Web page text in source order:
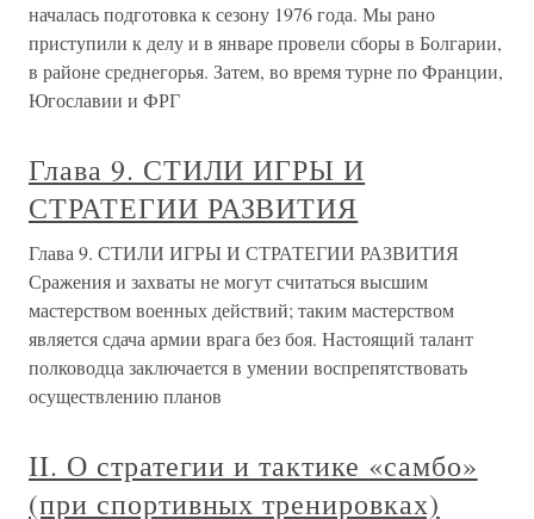
началась подготовка к сезону 1976 года. Мы рано
приступили к делу и в январе провели сборы в Болгарии,
в районе среднегорья. Затем, во время турне по Франции,
Югославии и ФРГ
Глава 9. СТИЛИ ИГРЫ И
СТРАТЕГИИ РАЗВИТИЯ
Глава 9. СТИЛИ ИГРЫ И СТРАТЕГИИ РАЗВИТИЯ
Сражения и захваты не могут считаться высшим
мастерством военных действий; таким мастерством
является сдача армии врага без боя. Настоящий талант
полководца заключается в умении воспрепятствовать
осуществлению планов
II. О стратегии и тактике «самбо»
(при спортивных тренировках)